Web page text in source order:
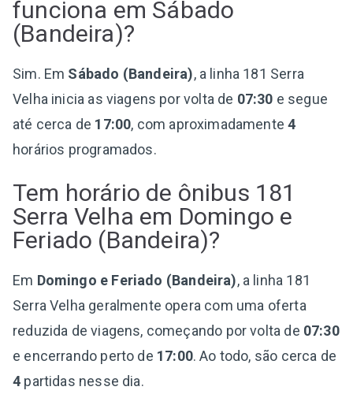
funciona em Sábado
(Bandeira)?
Sim. Em Sábado (Bandeira), a linha 181 Serra
Velha inicia as viagens por volta de 07:30 e segue
até cerca de 17:00, com aproximadamente4
horários programados.
Tem horário de ônibus 181
Serra Velha em Domingo e
Feriado (Bandeira)?
Em Domingo e Feriado (Bandeira), a linha 181
Serra Velha geralmente opera com uma oferta
reduzida de viagens, começando por volta de 07:30
e encerrando perto de 17:00. Ao todo, são cerca de
4 partidas nesse dia.